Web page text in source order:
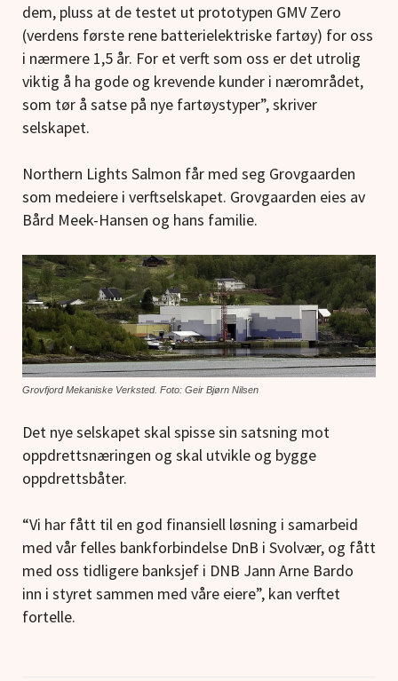
dem, pluss at de testet ut prototypen GMV Zero
(verdens første rene batterielektriske fartøy) for oss
i nærmere 1,5 år. For et verft som oss er det utrolig
viktig å ha gode og krevende kunder i nærområdet,
som tør å satse på nye fartøystyper”, skriver
selskapet.
Northern Lights Salmon får med seg Grovgaarden
som medeiere i verftselskapet. Grovgaarden eies av
Bård Meek-Hansen og hans familie.
Grovfjord Mekaniske Verksted. Foto: Geir Bjørn Nilsen
Det nye selskapet skal spisse sin satsning mot
oppdrettsnæringen og skal utvikle og bygge
oppdrettsbåter.
“Vi har fått til en god finansiell løsning i samarbeid
med vår felles bankforbindelse DnB i Svolvær, og fått
med oss tidligere banksjef i DNB Jann Arne Bardo
inn i styret sammen med våre eiere”, kan verftet
fortelle.